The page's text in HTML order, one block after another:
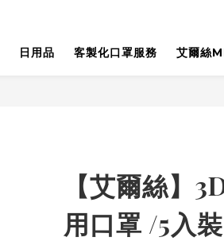
日用品 客製化口罩服務 艾爾絲
【艾爾絲】
用口罩 /5入